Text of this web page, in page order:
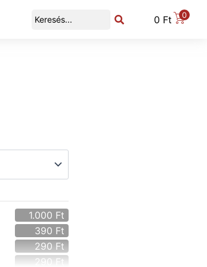
0 Ft 0
1.000 Ft
390 Ft
290Ft
290Ft